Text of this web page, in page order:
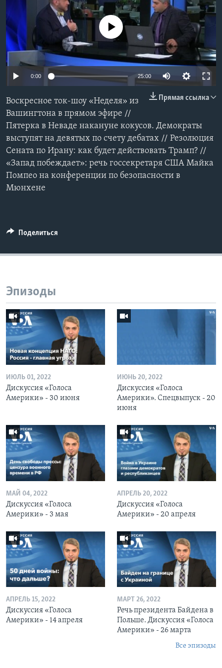
Learning English
СОЦИАЛЬНЫЕ СЕТИ
No media source currently available
0:00 25:00
Прямая ссылка
Воскресное ток-шоу «Неделя» из
Вашингтона в прямом эфире //
Пятерка в Неваде накануне кокусов. Демократы
выступят на девятых по счету дебатах // Резолюция
Сената по Ирану: как будет действовать Трамп? //
«Запад побеждает»: речь госсекретаря США Майка
Помпео на конференции по безопасности в
Мюнхене
Поделиться
Эпизоды
ИЮЛЬ 01, 2022
Дискуссия «Голоса
Америки» - 30 июня
ИЮНЬ 20, 2022
Дискуссия «Голоса
Америки». Спецвыпуск - 20
июня
МАЙ 04, 2022
Дискуссия «Голоса
Америки» - 3 мая
АПРЕЛЬ 20, 2022
Дискуссия «Голоса
Америки» - 20 апреля
АПРЕЛЬ 15, 2022
Дискуссия «Голоса
Америки» - 14 апреля
МАРТ 26, 2022
Речь президента Байдена в
Польше. Дискуссия «Голоса
Америки» - 26 марта
Все эпизоды